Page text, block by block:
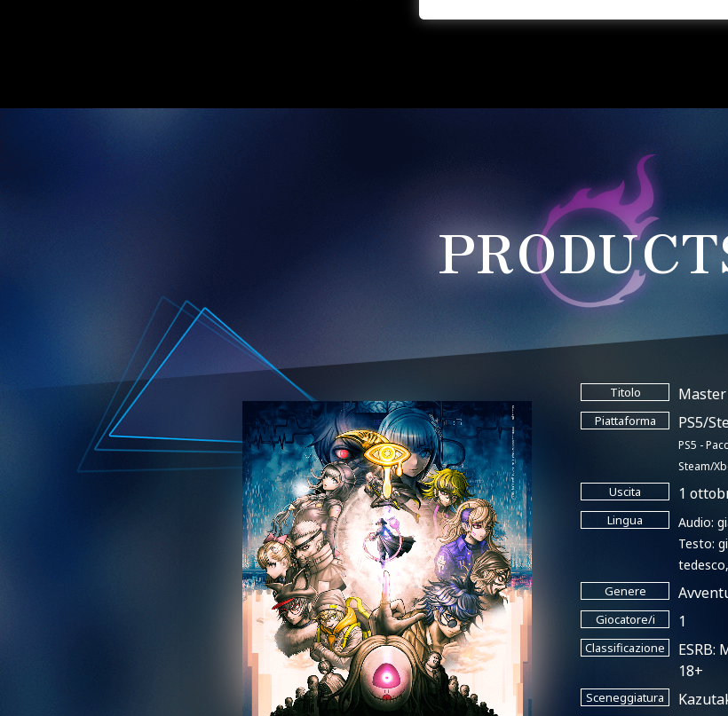
Titolo Master
Piattaforma PS5/
PS5 -
Steam/
Uscita 1
Lingua
Audio:
Testo:
Genere
Giocatore/i 1
Classificazione
ESRB:
18+
Sceneggiatura